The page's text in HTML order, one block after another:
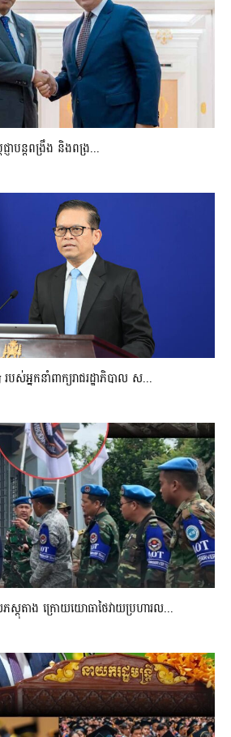
ជ្ញាបន្តពង្រឹង និងពង្រ...
ស់អ្នកនាំពាក្យរាជរដ្ឋាភិបាល ស...
ស្តុតាង ក្រោយយោធាថៃវាយប្រហារល...